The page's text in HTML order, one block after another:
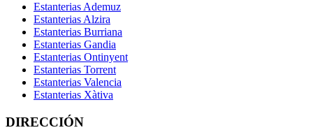
Estanterias Ademuz
Estanterias Alzira
Estanterias Burriana
Estanterias Gandia
Estanterias Ontinyent
Estanterias Torrent
Estanterias Valencia
Estanterias Xàtiva
DIRECCIÓN